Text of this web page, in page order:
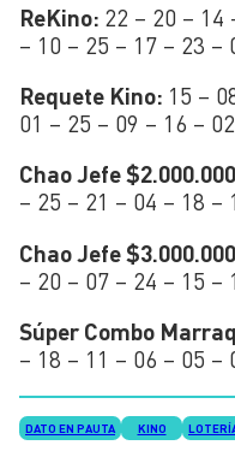
ReKino: 22 – 20 – 14
– 10 – 25 – 17 – 23 –
Requete Kino: 15 –
01 – 25 – 09 – 16 –
Chao Jefe
– 25 – 21 – 04 – 18 –
Chao Jefe
– 20 – 07 – 24 – 15 –
Súper Combo
– 18 – 11 – 06 – 05 –
DATO EN PAUTA KINO